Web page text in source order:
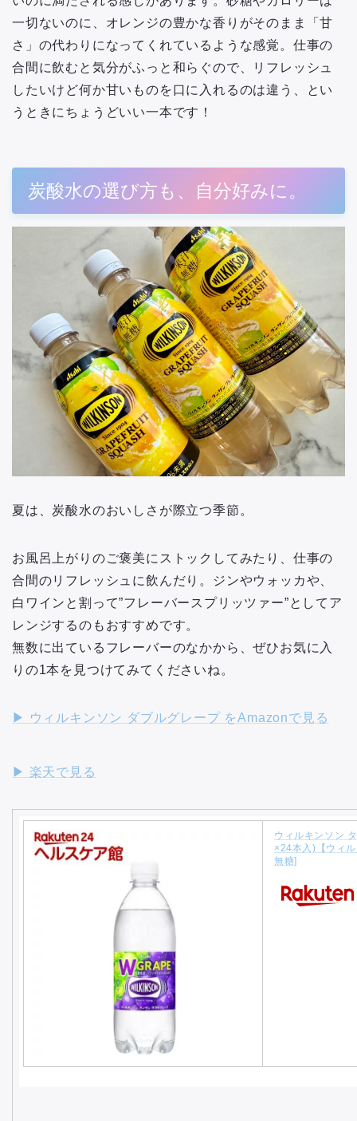
一切ないのに、オレンジの豊かな香りがそのまま「甘
さ」の代わりになってくれているような感覚。仕事の
合間に飲むと気分がふっと和らぐので、リフレッシュ
したいけど何か甘いものを口に入れるのは違う、とい
うときにちょうどいい一本です！
炭酸水の選び方も、自分好みに。
夏は、炭酸水のおいしさが際立つ季節。
お風呂上がりのご褒美にストックしてみたり、仕事の
合間のリフレッシュに飲んだり。ジンやウォッカや、
白ワインと割って”フレーバースプリッツァー”としてア
レンジするのもおすすめです。
無数に出ているフレーバーのなかから、ぜひお気に入
りの1本を見つけてみてくださいね。
▶︎ ウィルキンソン ダブルグレープ をAmazonで見る
▶︎ 楽天で見る
ウィルキンソン
×24本入)【ウィ
無糖]